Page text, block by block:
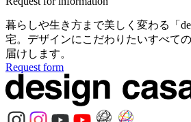
暮らしや生き方まで美しく変わる
「
宅。 デザインにこだわりたいすべての
届けします。
Request form